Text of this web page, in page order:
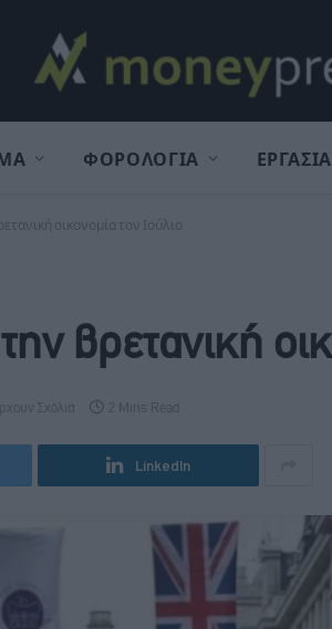
ΦΟΡΟΛΟΓΙΑ ΕΡΓΑΣΙΑ
οικονομία τον Ιούλιο
βρετανική
Σχόλια 2 Mins Read
LinkedIn